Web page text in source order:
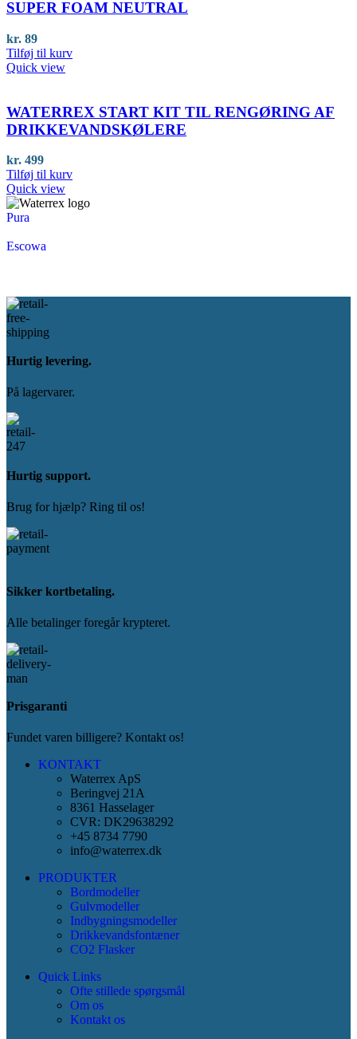
SUPER FOAM NEUTRAL
kr. 89
Tilføj til kurv
Quick view
WATERREX START KIT TIL RENGØRING AF
DRIKKEVANDSKØLERE
kr. 499
Tilføj til kurv
Quick view
Pura
Escowa
Hurtig levering.
På lagervarer.
Hurtig support.
Brug for hjælp? Ring til os!
Sikker kortbetaling.
Alle betalinger foregår krypteret.
Prisgaranti
Fundet varen billigere? Kontakt os!
KONTAKT
Waterrex ApS
Beringvej 21A
8361 Hasselager
CVR: DK29638292
+45 8734 7790
info@waterrex.dk
PRODUKTER
Bordmodeller
Gulvmodeller
Indbygningsmodeller
Drikkevandsfontæner
CO2 Flasker
Quick Links
Ofte stillede spørgsmål
Om os
Kontakt os